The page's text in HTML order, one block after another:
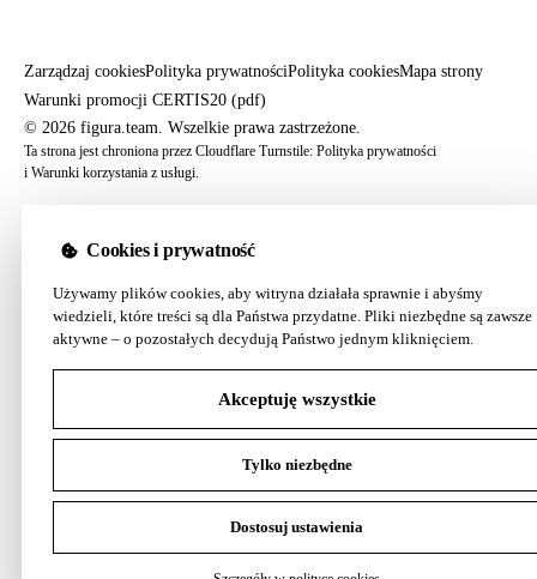
Zarządzaj cookiesPolityka prywatnościPolityka cookiesMapa strony
Warunki promocji CERTIS20 (pdf)
© 2026 figura.team. Wszelkie prawa zastrzeżone.
Ta strona jest chroniona przez Cloudflare Turnstile: Polityka prywatności
i Warunki korzystania z usługi.
Cookies i prywatność
Używamy plików cookies, aby witryna działała sprawnie i abyśmy
wiedzieli, które treści są dla Państwa przydatne. Pliki niezbędne są zawsze
aktywne – o pozostałych decydują Państwo jednym kliknięciem.
Akceptuję wszystkie
Tylko niezbędne
Dostosuj ustawienia